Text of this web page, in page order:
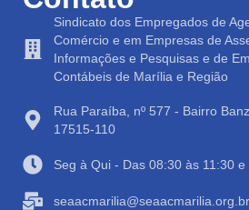
Sindicato dos Empregados de
Comércio e em Empresas de
Informações e Pesquisas e de
Contábeis de Marília e Região
Rua Paraíba, nº 577 - Bairro
17515-110
Seg à Qui - Das 08:30 às 11:30
seaacmarilia@seaacmarilia.org.br